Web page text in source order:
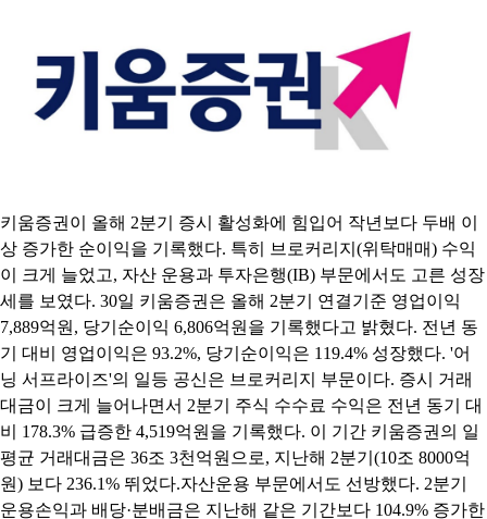
키움증권이 올해 2분기 증시 활성화에 힘입어 작년보다 두배 이
상 증가한 순이익을 기록했다. 특히 브로커리지(위탁매매) 수익
이 크게 늘었고, 자산 운용과 투자은행(IB) 부문에서도 고른 성장
세를 보였다. 30일 키움증권은 올해 2분기 연결기준 영업이익
7,889억원, 당기순이익 6,806억원을 기록했다고 밝혔다. 전년 동
기 대비 영업이익은 93.2%, 당기순이익은 119.4% 성장했다. '어
닝 서프라이즈'의 일등 공신은 브로커리지 부문이다. 증시 거래
대금이 크게 늘어나면서 2분기 주식 수수료 수익은 전년 동기 대
비 178.3% 급증한 4,519억원을 기록했다. 이 기간 키움증권의 일
평균 거래대금은 36조 3천억원으로, 지난해 2분기(10조 8000억
원) 보다 236.1% 뛰었다.자산운용 부문에서도 선방했다. 2분기
운용손익과 배당·분배금은 지난해 같은 기간보다 104.9% 증가한